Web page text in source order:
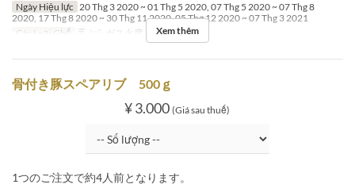
Ngày Hiệu lực 20 Thg 3 2020 ~ 01 Thg 5 2020, 07 Thg 5 2020 ~ 07 Thg 8
2020, 17 Thg 8 2020 ~ 30 Thg 11 2020, 05 Thg 12 2020 ~ 07 Thg 3 2021
Các Loại Ghế
手ぶらガス火席 Xem thêm
骨付き豚スペアリブ 500ｇ
¥ 3.000 (Giá sau thuế)
1つのご注文で約4人前となります。